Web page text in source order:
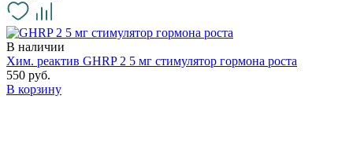
В наличии
Хим. реактив GHRP 2 5 мг стимулятор гормона роста
550 руб.
В корзину